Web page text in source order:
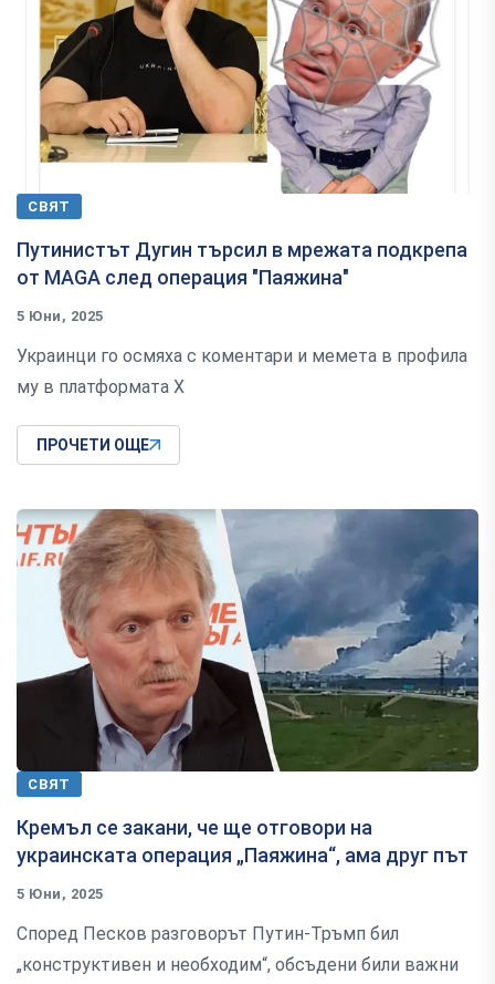
СВЯТ
Путинистът Дугин търсил в мрежата подкрепа
от MAGA след операция "Паяжина"
5 Юни, 2025
Украинци го осмяха с коментари и мемета в профила
му в платформата Х
ПРОЧЕТИ ОЩЕ
СВЯТ
Кремъл се закани, че ще отговори на
украинската операция „Паяжина“, ама друг път
5 Юни, 2025
Според Песков разговорът Путин-Тръмп бил
„конструктивен и необходим“, обсъдени били важни